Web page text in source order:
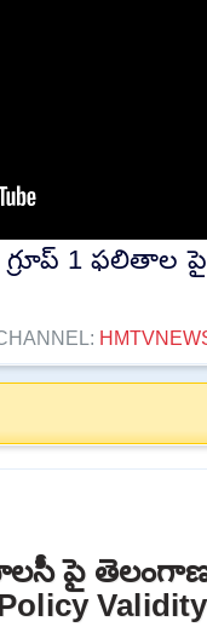
గ్రూప్ 1 ఫలితాల
పై తెలంగాణ